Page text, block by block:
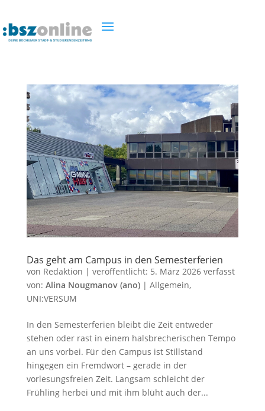
Das geht am Campus in den Semesterferien
von Redaktion | veröffentlicht: 5. März 2026verfasst
von: Alina Nougmanov (ano)| Allgemein,
UNI:VERSUM
In den Semesterferien bleibt die Zeit entweder
stehen oder rast in einem halsbrecherischen Tempo
an uns vorbei. Für den Campus ist Stillstand
hingegen ein Fremdwort – gerade in der
vorlesungsfreien Zeit. Langsam schleicht der
Frühling herbei und mit ihm blüht auch der...